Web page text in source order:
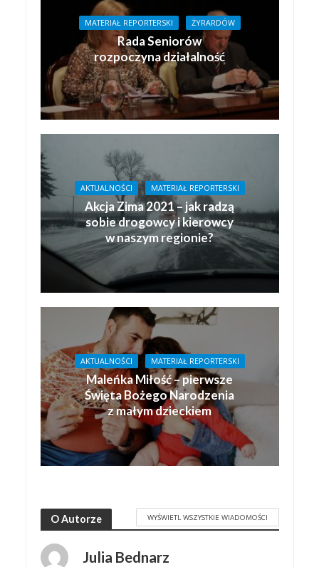
MATERIAŁ REPORTERSKI ŻYRARDÓW
Rada Seniorów
rozpoczyna działalność
AKTUALNOŚCI MATERIAŁ REPORTERSKI
Akcja Zima 2021 – jak radzą
sobie drogowcy i kierowcy
w naszym regionie?
AKTUALNOŚCI MATERIAŁ REPORTERSKI
Maleńka Miłość – pierwsze
Święta Bożego Narodzenia
z małym dzieckiem
O Autorze WYŚWIETL WSZYSTKIE WIADOMOŚCI
Julia Bednarz